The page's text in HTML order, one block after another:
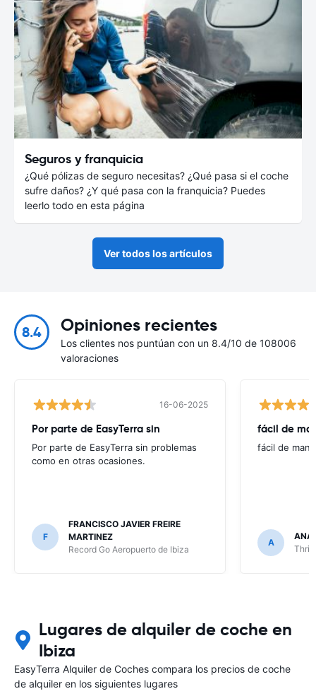
Seguros y franquicia
¿Qué pólizas de seguro necesitas? ¿Qué pasa si el coche
sufre daños? ¿Y qué pasa con la franquicia? Puedes
leerlo todo en esta página
Ver todos los artículos
8.4 Opiniones recientes
Los clientes nos puntúan con un 8.4/10 de 108006
valoraciones
16-06-2025
Por parte de EasyTerra sin
Por parte de EasyTerra sin problemas
como en otras ocasiones.
F
FRANCISCO JAVIER FREIRE
MARTINEZ
Record Go Aeropuerto de Ibiza
fácil de
fácil de
A
ANA
Lugares de alquiler de coche en
Ibiza
EasyTerra Alquiler de Coches compara los precios de coche
de alquiler en los siguientes lugares